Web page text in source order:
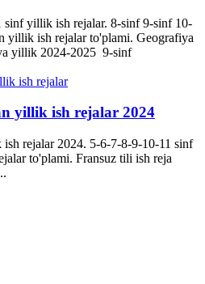
sinf yillik ish rejalar. 8-sinf 9-sinf 10-
yillik ish rejalar to'plami. Geografiya
yillik 2024-2025 9-sinf
yillik ish rejalar 2024
rejalar 2024. 5-6-7-8-9-10-11 sinf
to'plami. Fransuz tili ish reja